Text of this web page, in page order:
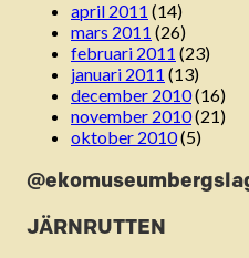
april 2011 (14)
mars 2011 (26)
februari 2011 (23)
januari 2011 (13)
december 2010(16)
november 2010(21)
oktober 2010(5)
JÄRNRUTTEN